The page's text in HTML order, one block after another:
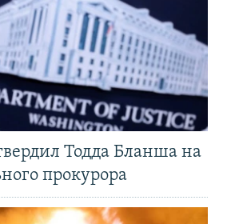
Тодда Бланша на
прокурора